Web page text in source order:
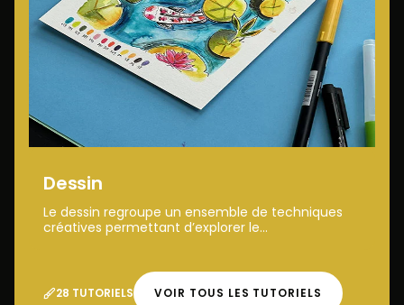
Dessin
Le dessin regroupe un ensemble de techniques
créatives permettant d’explorer le...
28 TUTORIELS VOIR TOUS LES TUTORIELS